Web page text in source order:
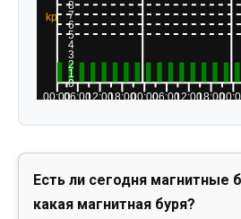
Есть ли сегодня магнитные
какая магнитная буря?